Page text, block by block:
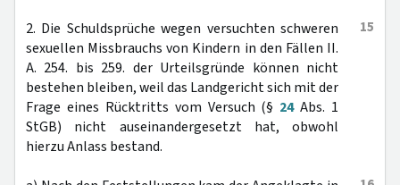
15
2. Die Schuldsprüche wegen versuchten schweren
sexuellen Missbrauchs von Kindern in den Fällen II.
A. 254. bis 259. der Urteilsgründe können nicht
bestehen bleiben, weil das Landgericht sich mit der
Frage eines Rücktritts vom Versuch (§ 24Abs. 1
StGB) nicht auseinandergesetzt hat, obwohl
hierzu Anlass bestand.